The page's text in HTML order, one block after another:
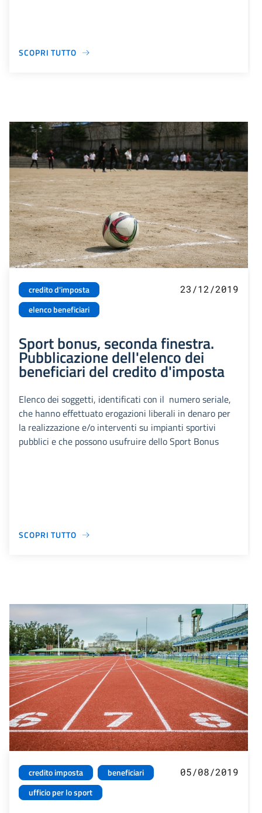
SCOPRI TUTTO
credito d'imposta
elenco beneficiari
23/12/2019
Sport bonus, seconda finestra.
Pubblicazione dell'elenco dei
beneficiari del credito d'imposta
Elenco dei soggetti, identificati con il numero seriale,
che hanno effettuato erogazioni liberali in denaro per
la realizzazione e/o interventi su impianti sportivi
pubblici e che possono usufruire dello Sport Bonus
SCOPRI TUTTO
credito imposta
beneficiari
ufficio per lo sport
05/08/2019